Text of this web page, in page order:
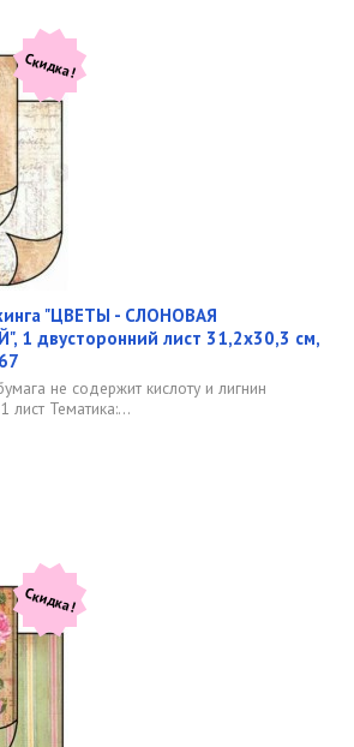
Скидка!
"ЦВЕТЫ - СЛОНОВАЯ
1 двусторонний лист 31,2х30,3 см,
не содержит кислоту и лигнин
лист Тематика:...
Скидка!